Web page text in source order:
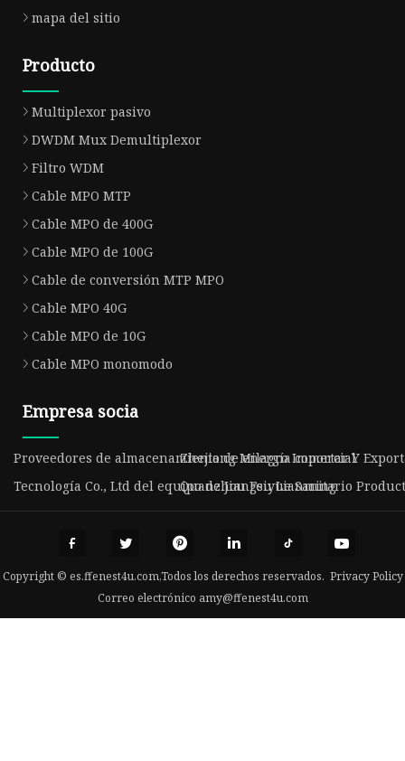
mapa del sitio
Producto
Multiplexor pasivo
DWDM Mux Demultiplexor
Filtro WDM
Cable MPO MTP
Cable MPO de 400G
Cable MPO de 100G
Cable de conversión MTP MPO
Cable MPO 40G
Cable MPO de 10G
Cable MPO monomodo
Empresa socia
Proveedores de almacenamiento de energía comercial
Zhejiang Milagro Importar Y
Tecnología Co., Ltd del equipo de Jiangsu Lianming
Quanzhou Feiyue Sanitario
Copyright © es.ffenest4u.com,Todos los derechos reservados. Privacy Policy
Correo electrónico amy@ffenest4u.com